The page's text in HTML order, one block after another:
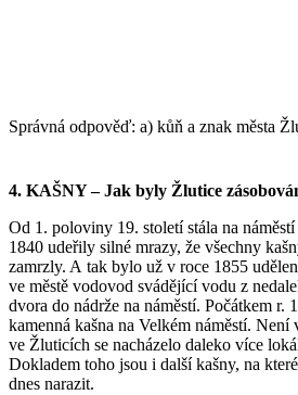
Správná odpověď: a) kůň a znak města
4. KAŠNY – Jak byly Žlutice
Od 1. poloviny 19. století stála na
1840 udeřily silné mrazy, že všechny
zamrzly. A tak bylo už v roce 1855
ve městě vodovod svádějící vodu z
dvora do nádrže na náměstí. Počátkem r.
kamenná kašna na Velkém náměstí. Není
ve Žluticích se nacházelo daleko více
Dokladem toho jsou i další kašny, na
dnes narazit.